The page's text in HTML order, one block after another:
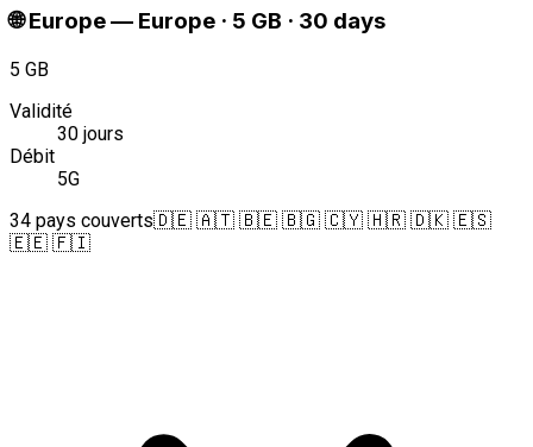
🌐 Europe— Europe · 5 GB · 30 days
5 GB
Validité
30 jours
Débit
5G
34 pays couverts🇩🇪 🇦🇹 🇧🇪 🇧🇬 🇨🇾 🇭🇷 🇩🇰 🇪🇸
🇪🇪 🇫🇮